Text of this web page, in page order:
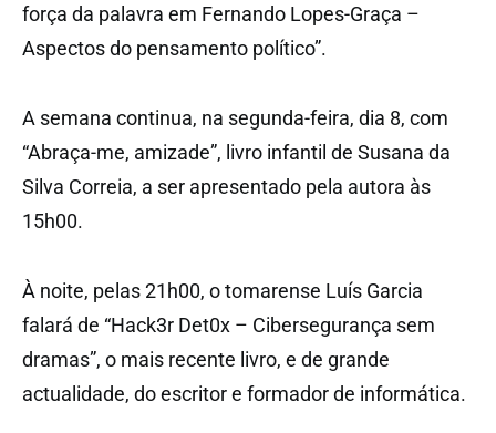
força da palavra em Fernando Lopes-Graça –
Aspectos do pensamento político”.
A semana continua, na segunda-feira, dia 8, com
“Abraça-me, amizade”, livro infantil de Susana da
Silva Correia, a ser apresentado pela autora às
15h00.
À noite, pelas 21h00, o tomarense Luís Garcia
falará de “Hack3r Det0x – Cibersegurança sem
dramas”, o mais recente livro, e de grande
actualidade, do escritor e formador de informática.